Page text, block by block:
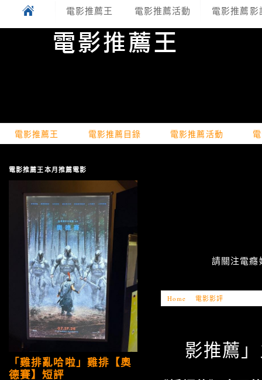
電影推薦王 電影推薦活動 電影推薦影
電影推薦王 電影推薦目錄 電影推薦活動
請關注電
Home 電影影評
影推薦
電影推薦王本月推薦電影
「雞排亂哈啦」雞排【奧
德賽】短評